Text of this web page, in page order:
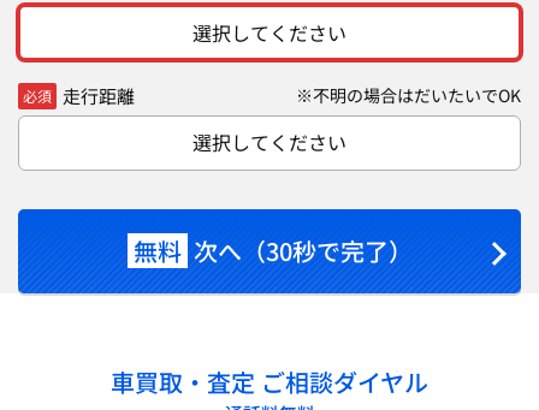
選択してください
必須 走行距離 ※不明の場合はだいたいでOK
選択してください
無料 次へ（30秒で完了）
車買取・査定 ご相談ダイヤル